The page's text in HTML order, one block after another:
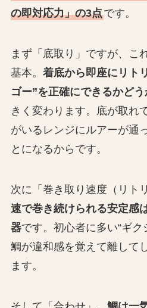
の即対応力」の3点です。
まず「底取り」ですが、こ
基本。 着底から即座にリト
ゴー”を正確にできるかどう
きく変わります。底が取れ
がいるレンジにルアーが通
とになるからです。
次に「巻き取り速度（リト
速で巻き続けられる安定感
器です。初心者に多い“ギク
鯛が違和感を覚えて離して
ます。